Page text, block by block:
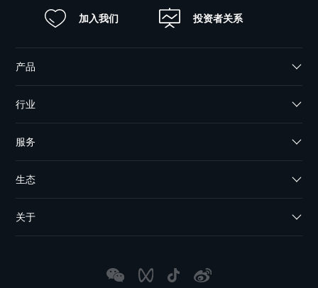
加入我们 投资者关系
产品
行业
服务
生态
关于